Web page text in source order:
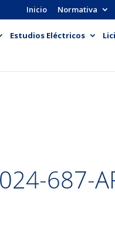
Inicio Normativa
Estudios Eléctricos
687-